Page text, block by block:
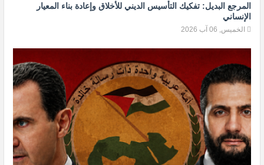
المرجع البديل: تفكيك التأسيس الديني للأخلاق وإعادة بناء المعيار
الإنساني
الخميس, 06 آب 2026